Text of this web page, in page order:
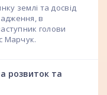
землі та досвід
в
голови
Марчук.
розвиток та